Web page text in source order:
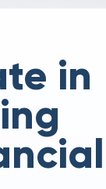
in